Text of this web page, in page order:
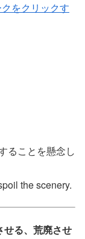
をクリックす
ることを懸念し
the scenery.
せる、荒廃させ